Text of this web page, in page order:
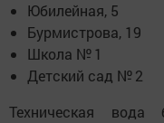
Юбилейная, 5
Бурмистрова, 19
Школа № 1
Детский сад № 2
Техническая